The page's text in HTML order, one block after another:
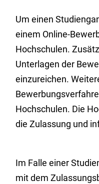
Um einen
einem Online-
Hochschulen.
Unterlagen der
einzureichen.
Hochschulen. Die
die Zulassung und
Im Falle einer
mit dem